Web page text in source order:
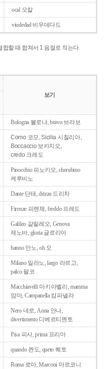
ocal 오칼
viudedad 비우데다드
합할 때 합쳐서 1 음절로 적는다.
보기
Bologna 볼로냐, bravo 브라보
Como 코모, Sicilia 시칠리아,
Boccaccio 보카치오,
credo 크레도
Pinocchio 피노키오, cherubino
케루비노
Dante 단테, drizza 드리차
Firenze 피렌체, freddo 프레도
Galileo 갈릴레오, Genova
제노바, gloria 글로리아
hanno 안노, oh 오
Milano 밀라노, largo 라르고,
palco 팔코
Macchiavelli 마키아벨리, mamma
맘마, Campanella 캄파넬라
Nero 네로, Anna 안나,
divertimento 디베르티멘토
Pisa 피사, prima 프리마
quando 콴도, queto 퀘토
Roma 로마, Marconi 마르코니